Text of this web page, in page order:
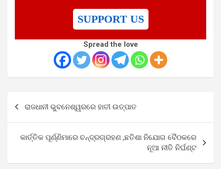
SUPPORT US
Spread the love
navigation
ରାଜଧାନୀ ଭୁବନେଶ୍ୱରରେ ହାତୀ ଉତ୍ପାତ
କାର୍ତ୍ତିକ ପୂର୍ଣ୍ଣିମାରେ ଚନ୍ଦ୍ରଗ୍ରହଣ ,ଛତିଶା ନିଯୋଗ ବୈଠକରେ
ନୂଆ ନୀତି ନିର୍ଘଣ୍ଟ